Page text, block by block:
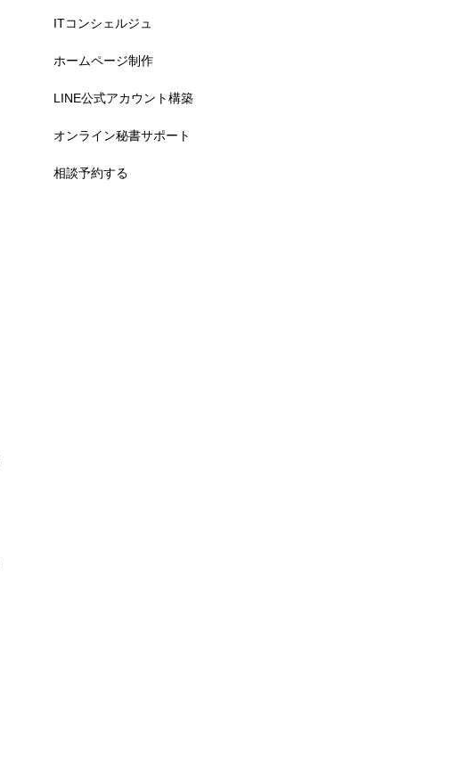
ITコンシェルジュ
ホームページ制作
LINE公式アカウント構築
オンライン秘書サポート
相談予約する